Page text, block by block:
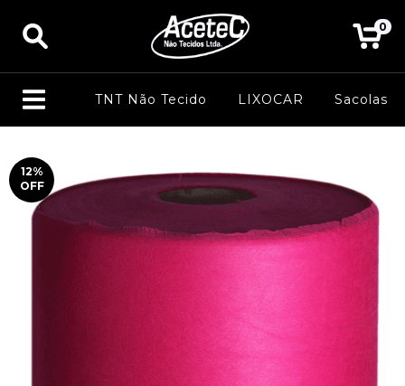
0
TNT Não Tecido LIXOCAR Sacolas
12%
OFF